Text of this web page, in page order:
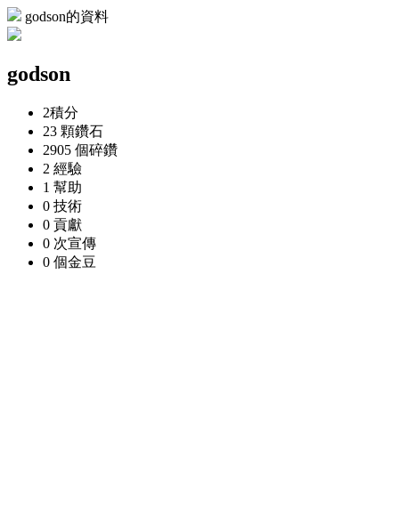
godson的資料
godson
2積分
23 顆鑽石
2905 個碎鑽
2 經驗
1 幫助
0 技術
0 貢獻
0 次宣傳
0 個金豆